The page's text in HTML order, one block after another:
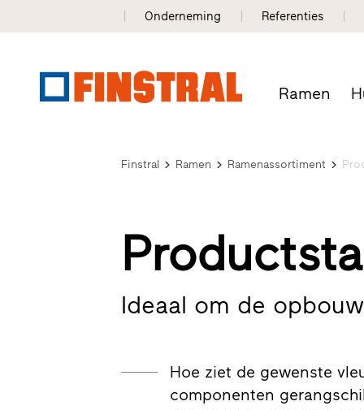
Onderneming Referenties
Ramen
Finstral Ramen Ramenassortiment
Ideaal om de
Hoe ziet de gewenste
componenten